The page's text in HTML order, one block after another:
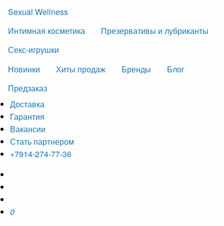
Sexual Wellness
Интимная косметика
Презервативы и лубриканты
Секс-игрушки
Новинки
Хиты продаж Бренды
Блог
Предзаказ
Доставка
Гарантия
Вакансии
Стать партнером
+7914-274-77-36
0